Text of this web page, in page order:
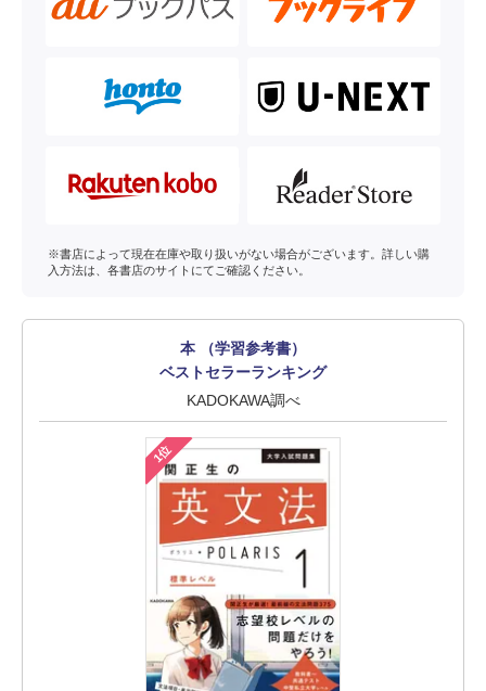
※書店によって現在在庫や取り扱いがない場合がございます。詳しい購
入方法は、各書店のサイトにてご確認ください。
本 （学習参考書）
ベストセラーランキング
KADOKAWA調べ
1位